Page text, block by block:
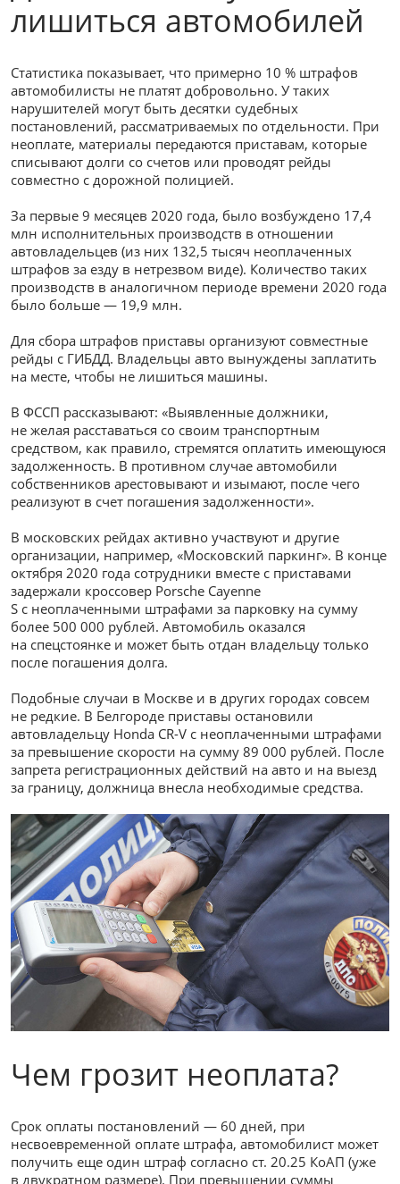
лишиться автомобилей
Статистика показывает, что примерно 10 % штрафов
автомобилисты не платят добровольно. У таких
нарушителей могут быть десятки судебных
постановлений, рассматриваемых по отдельности. При
неоплате, материалы передаются приставам, которые
списывают долги со счетов или проводят рейды
совместно с дорожной полицией.
За первые 9 месяцев 2020 года, было возбуждено 17,4
млн исполнительных производств в отношении
автовладельцев (из них 132,5 тысяч неоплаченных
штрафов за езду в нетрезвом виде). Количество таких
производств в аналогичном периоде времени 2020 года
было больше — 19,9 млн.
Для сбора штрафов приставы организуют совместные
рейды с ГИБДД. Владельцы авто вынуждены заплатить
на месте, чтобы не лишиться машины.
В ФССП рассказывают: «Выявленные должники,
не желая расставаться со своим транспортным
средством, как правило, стремятся оплатить имеющуюся
задолженность. В противном случае автомобили
собственников арестовывают и изымают, после чего
реализуют в счет погашения задолженности».
В московских рейдах активно участвуют и другие
организации, например, «Московский паркинг». В конце
октября 2020 года сотрудники вместе с приставами
задержали кроссовер Porsche Cayenne
S с неоплаченными штрафами за парковку на сумму
более 500 000 рублей. Автомобиль оказался
на спецстоянке и может быть отдан владельцу только
после погашения долга.
Подобные случаи в Москве и в других городах совсем
не редкие. В Белгороде приставы остановили
автовладельцу Honda CR-V с неоплаченными штрафами
за превышение скорости на сумму 89 000 рублей. После
запрета регистрационных действий на авто и на выезд
за границу, должница внесла необходимые средства.
Чем грозит неоплата?
Срок оплаты постановлений — 60 дней, при
несвоевременной оплате штрафа, автомобилист может
получить еще один штраф согласно ст. 20.25 КоАП (уже
в двукратном размере). При превышении суммы